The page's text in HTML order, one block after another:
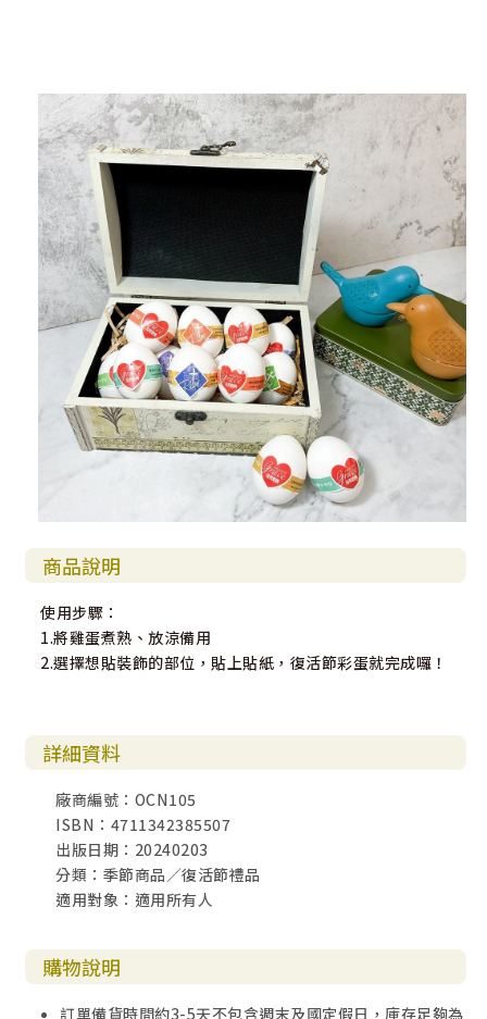
商品說明
使用步驟：
1.將雞蛋煮熟、放涼備用
2.選擇想貼裝飾的部位，貼上貼紙，復活節彩蛋就完成囉！
詳細資料
廠商編號：OCN105
ISBN：4711342385507
出版日期：20240203
分類：季節商品／復活節禮品
適用對象：適用所有人
購物說明
訂單備貨時間約3-5天不包含週末及國定假日，庫存足夠為